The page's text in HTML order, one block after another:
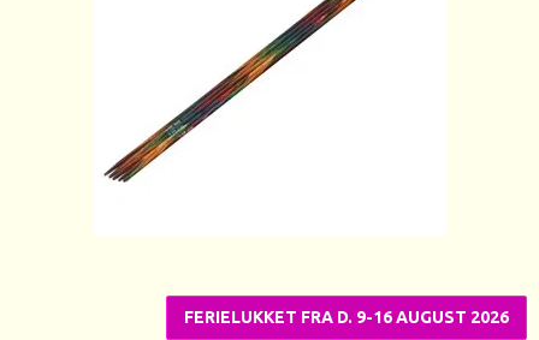
FERIELUKKET FRA D. 9-16 AUGUST 2026